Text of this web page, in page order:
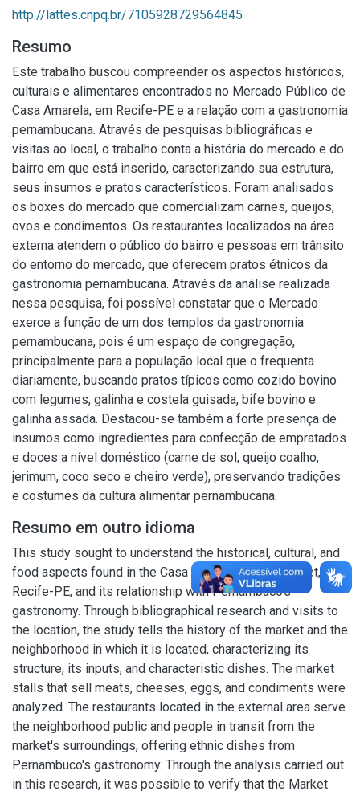
http://lattes.cnpq.br/7105928729564845
Resumo
Este trabalho buscou compreender os aspectos históricos,
culturais e alimentares encontrados no Mercado Público de
Casa Amarela, em Recife-PE e a relação com a gastronomia
pernambucana. Através de pesquisas bibliográficas e
visitas ao local, o trabalho conta a história do mercado e do
bairro em que está inserido, caracterizando sua estrutura,
seus insumos e pratos característicos. Foram analisados
os boxes do mercado que comercializam carnes, queijos,
ovos e condimentos. Os restaurantes localizados na área
externa atendem o público do bairro e pessoas em trânsito
do entorno do mercado, que oferecem pratos étnicos da
gastronomia pernambucana. Através da análise realizada
nessa pesquisa, foi possível constatar que o Mercado
exerce a função de um dos templos da gastronomia
pernambucana, pois é um espaço de congregação,
principalmente para a população local que o frequenta
diariamente, buscando pratos típicos como cozido bovino
com legumes, galinha e costela guisada, bife bovino e
galinha assada. Destacou-se também a forte presença de
insumos como ingredientes para confecção de empratados
e doces a nível doméstico (carne de sol, queijo coalho,
jerimum, coco seco e cheiro verde), preservando tradições
e costumes da cultura alimentar pernambucana.
Resumo em outro idioma
This study sought to understand the historical, cultural, and
food aspects found in the Casa Amarela Public Market, in
Recife-PE, and its relationship with Pernambuco's
gastronomy. Through bibliographical research and visits to
the location, the study tells the history of the market and the
neighborhood in which it is located, characterizing its
structure, its inputs, and characteristic dishes. The market
stalls that sell meats, cheeses, eggs, and condiments were
analyzed. The restaurants located in the external area serve
the neighborhood public and people in transit from the
market's surroundings, offering ethnic dishes from
Pernambuco's gastronomy. Through the analysis carried out
in this research, it was possible to verify that the Market